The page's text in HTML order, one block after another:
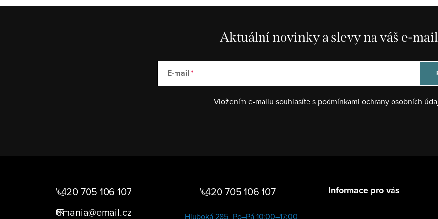
u
Aktuální novinky a slevy na váš e-mail
E-mail
Vložením e-mailu souhlasíte s podmínkami ochrany osobních
+420 705 106 107
dmania@email.cz
+420 705 106 107
Hluboká 285 Po–Pá 10:00–17:00
Informace pro vás